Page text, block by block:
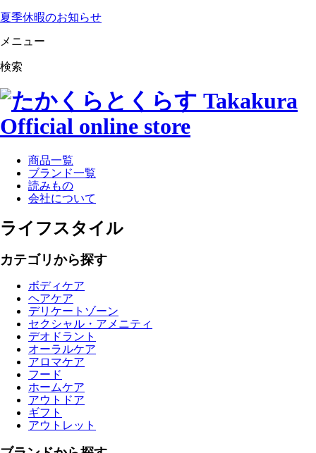
夏季休暇のお知らせ
メニュー
検索
商品一覧
ブランド一覧
読みもの
会社について
ライフスタイル
カテゴリから探す
ボディケア
ヘアケア
デリケートゾーン
セクシャル・アメニティ
デオドラント
オーラルケア
アロマケア
フード
ホームケア
アウトドア
ギフト
アウトレット